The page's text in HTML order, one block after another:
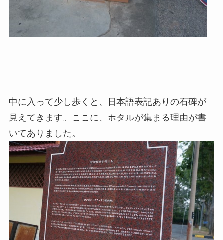
中に入って少し歩くと、日本語表記ありの石碑が
見えてきます。ここに、ホタルが集まる理由が書
いてありました。